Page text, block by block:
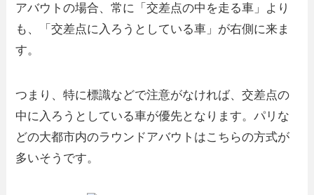
アバウトの場合、常に「交差点の中を走る車」より
も、「交差点に入ろうとしている車」が右側に来ま
す。
つまり、特に標識などで注意がなければ、交差点の
中に入ろうとしている車が優先となります。パリな
どの大都市内のラウンドアバウトはこちらの方式が
多いそうです。